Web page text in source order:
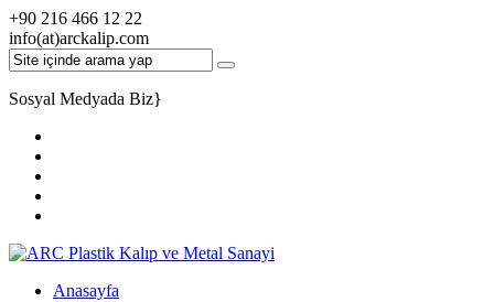
+90 216 466 12 22
info(at)arckalip.com
Sosyal Medyada Biz}
Anasayfa